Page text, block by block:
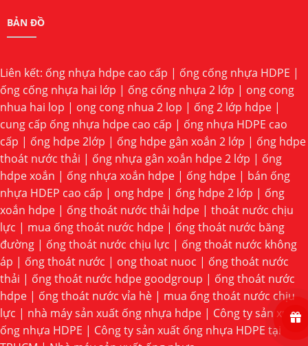
BẢN ĐỒ
Liên kết: ống nhựa hdpe cao cấp | ống cống nhựa HDPE |
ống cống nhựa hai lớp | ống cống nhựa 2 lớp | ong cong
nhua hai lop | ong cong nhua 2 lop | ống 2 lớp hdpe |
cung cấp ống nhựa hdpe cao cấp | ống nhựa HDPE cao
cấp | ống hdpe 2lớp | ống hdpe gân xoắn 2 lớp | ống hdpe
thoát nước thải | ống nhựa gân xoắn hdpe 2 lớp | ống
hdpe xoắn | ống nhựa xoắn hdpe | ống hdpe | bán ống
nhựa HDEP cao cấp | ong hdpe | ống hdpe 2 lớp | ống
xoắn hdpe | ống thoát nước thải hdpe | thoát nước chịu
lực | mua ống thoát nước hdpe | ống thoát nước băng
đường | ống thoát nước chịu lực | ống thoát nước không
áp | ống thoát nước | ong thoat nuoc | ống thoát nước
thải | ống thoát nước hdpe goodgroup | ống thoát nước
hdpe | ống thoát nước vỉa hè | mua ống thoát nước chịu
lực | nhà máy sản xuất ống nhựa hdpe | Công ty sản xuất
ống nhựa HDPE | Công ty sản xuất ống nhựa HDPE tại